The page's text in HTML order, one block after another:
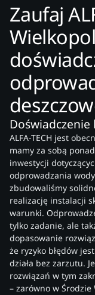
Zaufaj
Doświadczenie
ALFA-TECH jest
mamy za sobą
inwestycji
odprowadzania
zbudowaliśmy
realizację instalacji
warunki.
tylko zadanie, ale
dopasowanie
że ryzyko błędów
działa bez zarzutu.
rozwiązań w tym
– zarówno w